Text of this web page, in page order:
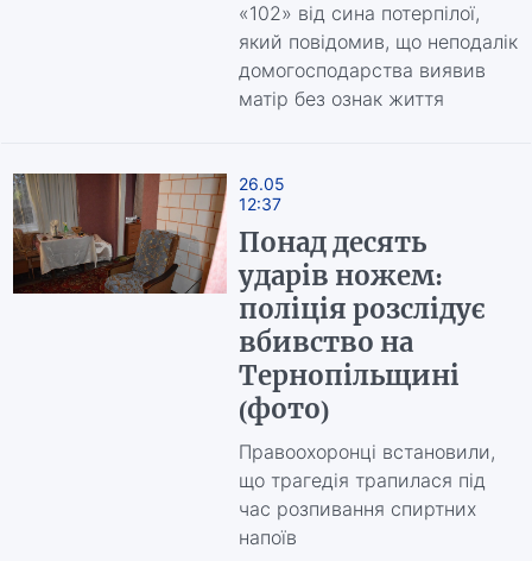
«102» від сина потерпілої,
який повідомив, що неподалік
домогосподарства виявив
матір без ознак життя
26.05
12:37
Понад десять
ударів ножем:
поліція розслідує
вбивство на
Тернопільщині
(фото)
Правоохоронці встановили,
що трагедія трапилася під
час розпивання спиртних
напоїв